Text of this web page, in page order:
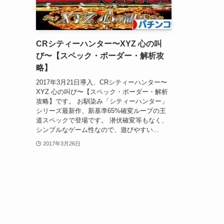
CRシティーハンター〜XYZ 心の叫
び〜【スペック・ボーダー・解析攻
略】
2017年3月21日導入、CRシティーハンター〜
XYZ 心の叫び〜【スペック・ボーダー・解析
攻略】です。 お馴染み「シティーハンター」
シリーズ最新作、新基準65%確変ループの王
道スペックで登場です。 潜伏確変等もなく、
シンプルなゲーム性なので、遊びやすい...
2017年3月26日